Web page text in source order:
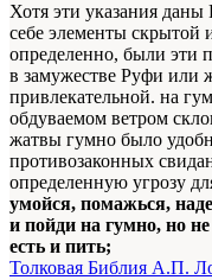
Хотя эти указания
себе элементы скрытой
определенно, были эти
в замужестве Руфи или
привлекательной. на
обдуваемом ветром
жатвы гумно было
противозаконных
определенную угрозу
умойся, помажься,
и пойди на гумно, но
есть и пить;
Толковая Библия А.П.